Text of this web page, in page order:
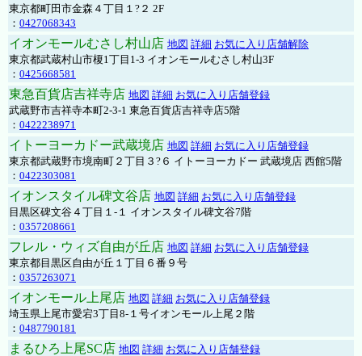
東京都町田市金森４丁目１?２ 2F
： 0427068343
イオンモールむさし村山店 地図 詳細 お気に入り店舗解除
東京都武蔵村山市榎1丁目1-3 イオンモールむさし村山3F
： 0425668581
東急百貨店吉祥寺店 地図 詳細 お気に入り店舗登録
武蔵野市吉祥寺本町2-3-1 東急百貨店吉祥寺店5階
： 0422238971
イトーヨーカドー武蔵境店 地図 詳細 お気に入り店舗登録
東京都武蔵野市境南町２丁目３?６ イトーヨーカドー 武蔵境店 西館5階
： 0422303081
イオンスタイル碑文谷店 地図 詳細 お気に入り店舗登録
目黒区碑文谷４丁目１-１ イオンスタイル碑文谷7階
： 0357208661
フレル・ウィズ自由が丘店 地図 詳細 お気に入り店舗登録
東京都目黒区自由が丘１丁目６番９号
： 0357263071
イオンモール上尾店 地図 詳細 お気に入り店舗登録
埼玉県上尾市愛宕3丁目8-１号イオンモール上尾２階
： 0487790181
まるひろ上尾SC店 地図 詳細 お気に入り店舗登録